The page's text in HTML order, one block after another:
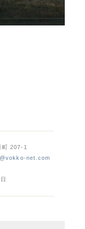
町 207-1
net.com